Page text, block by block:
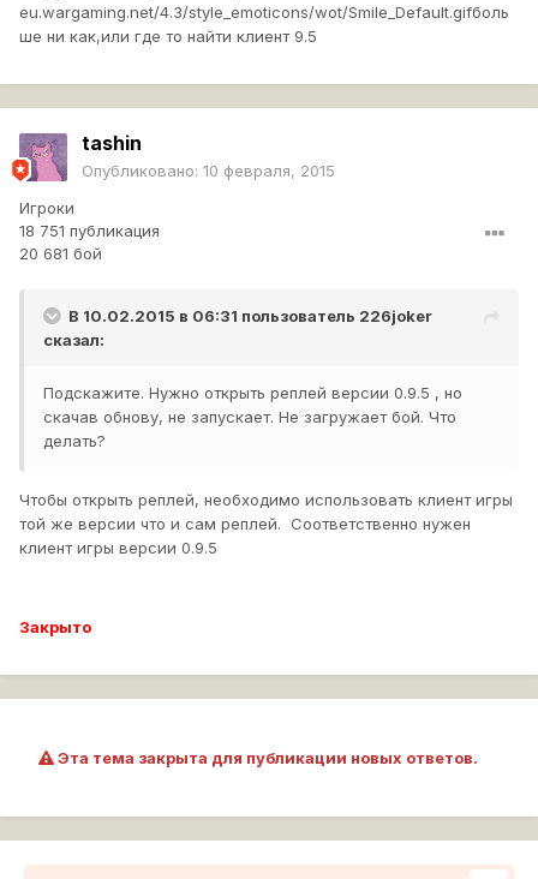
eu.wargaming.net/4.3/style_emoticons/wot/Smile_Default.gifболь
ше ни как,или где то найти клиент 9.5
tashin
Опубликовано: 10 февраля, 2015
Игроки
18 751 публикация
20 681 бой
В 10.02.2015 в 06:31 пользователь 226joker
сказал:
Подскажите. Нужно открыть реплей версии 0.9.5 , но
скачав обнову, не запускает. Не загружает бой. Что
делать?
Чтобы открыть реплей, необходимо использовать клиент игры
той же версии что и сам реплей. Соответственно нужен
клиент игры версии 0.9.5
Закрыто
Эта тема закрыта для публикации новых ответов.